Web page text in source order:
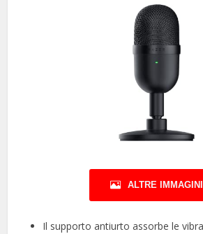
ALTRE IMMAGINI
Il supporto antiurto assorbe le